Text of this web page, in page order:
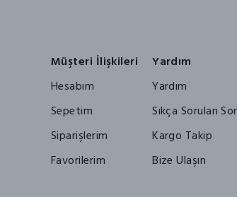
Müşteri İlişkileri
Hesabım
Sepetim
Siparişlerim
Favorilerim
Yardım
Yardım
Sıkça Sorulan
Kargo Takip
Bize Ulaşın